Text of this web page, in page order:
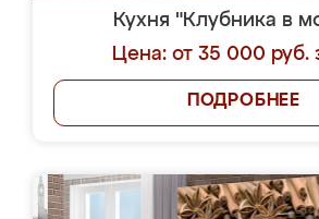
Кухня "Клубника в
Цена: от 35 000 руб.
ПОДРОБНЕЕ